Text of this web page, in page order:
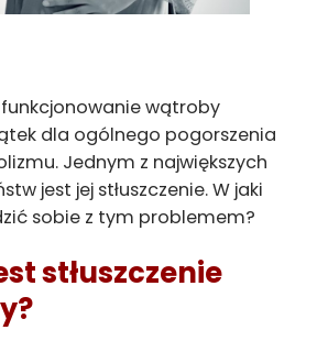
wątroby
dla ogólnego pogorszenia
Jednym z największych
jest jej stłuszczenie. W jaki
sobie z tym problemem?
stłuszczenie